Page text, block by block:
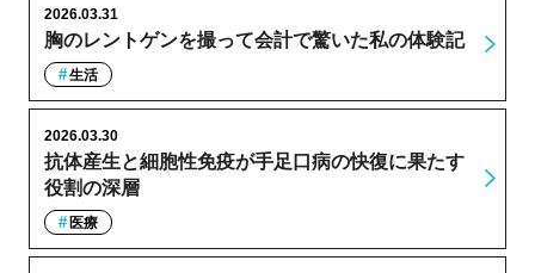
胸のレントゲンを撮って会計で驚いた私の体験記
2026.03.31
生活
抗体産生と細胞性免疫が手足口病の快復に果たす
役割の深層
2026.03.30
医療